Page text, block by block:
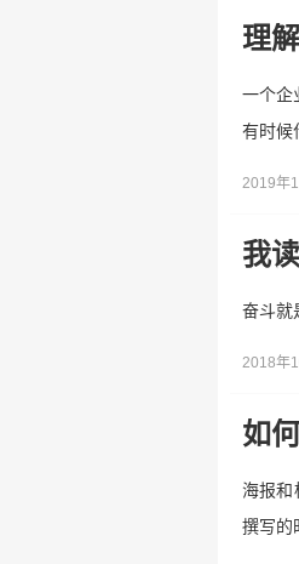
理
一个企
有时候
2019年
我
奋斗就
2018年
如
海报和
撰写的